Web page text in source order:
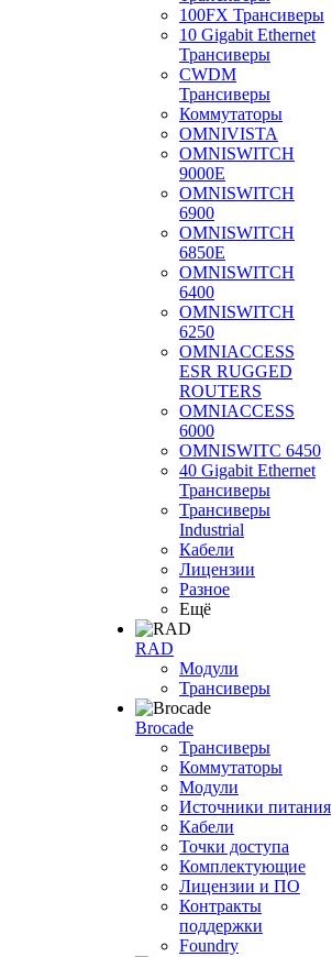
100FX Трансиверы
10 Gigabit Ethernet
Трансиверы
CWDM
Трансиверы
Коммутаторы
OMNIVISTA
OMNISWITCH
9000E
OMNISWITCH
6900
OMNISWITCH
6850E
OMNISWITCH
6400
OMNISWITCH
6250
OMNIACCESS
ESR RUGGED
ROUTERS
OMNIACCESS
6000
OMNISWITC 6450
40 Gigabit Ethernet
Трансиверы
Трансиверы
Industrial
Кабели
Лицензии
Разное
Ещё
RAD
Модули
Трансиверы
Brocade
Трансиверы
Коммутаторы
Модули
Источники питания
Кабели
Точки доступа
Комплектующие
Лицензии и ПО
Контракты
поддержки
Foundry